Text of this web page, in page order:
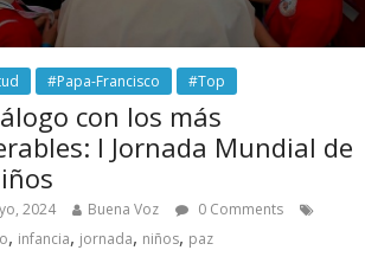
#Papa-Francisco #Top
con los más
I Jornada Mundial de
2024 Buena Voz
0 Comments
, infancia, jornada, niños, paz